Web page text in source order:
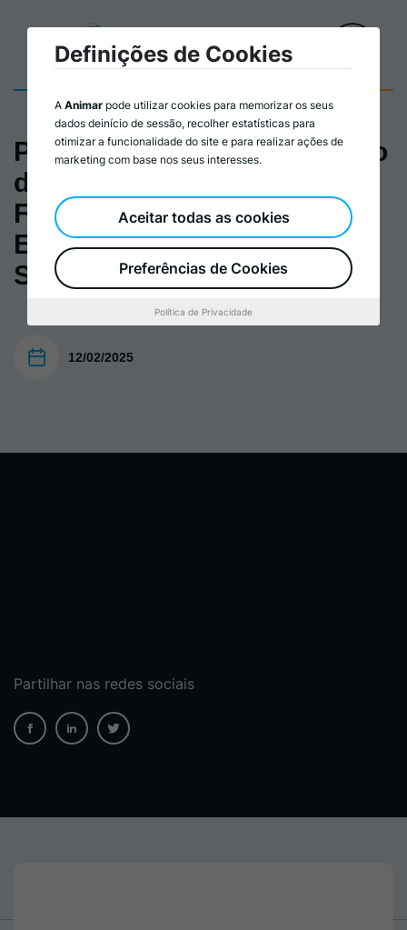
Plano_Formação Elaboração
de Candidaturas e
Financiamento para as
Entidades da Economia
Social
12/02/2025
Partilhar nas redes sociais
Definições de Cookies
A Animar pode utilizar cookies para memorizar os seus
dados deinício de sessão, recolher estatísticas para
otimizar a funcionalidade do site e para realizar ações de
marketing com base nos seus interesses.
Preferências de Cookies
Aceitar todas as cookies
Política de Privacidade